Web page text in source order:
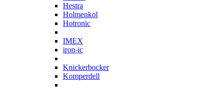
Hestra
Holmenkol
Hotronic
IMEX
iron-ic
Knickerbocker
Komperdell